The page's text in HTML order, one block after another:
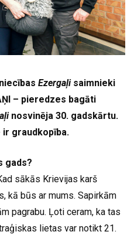
Ezergaļi saimnieki
– pieredzes bagāti
nosvinēja 30. gadskārtu.
ir graudkopība.
gads?
sākās Krievijas karš
kā būs ar mums. Sapirkām
pagrabu. Ļoti ceram, ka tas
lietas var notikt 21.